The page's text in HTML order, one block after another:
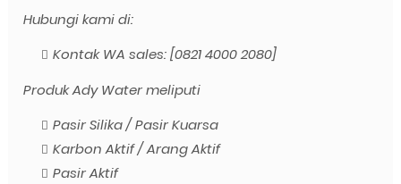
Hubungi kami di:
Kontak WA sales: [0821 4000 2080]
Produk Ady Water meliputi
Pasir Silika / Pasir Kuarsa
Karbon Aktif / Arang Aktif
Pasir Aktif